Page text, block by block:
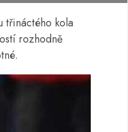
třináctého kola
rozhodně